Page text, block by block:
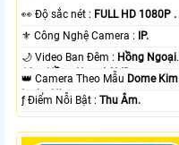
️👀 Độ sắc nét : FULL HD 1080P .
⚜️ Công Nghệ Camera :
IP.
🌙 Video Ban Đêm : Hồng Ngoại
10m Hồng Ngoại SMD.
👑 Camera Theo Mẫu Dome Kim
loại + Nhựa.
️ƒ Điểm Nỗi Bật :Thu Âm.